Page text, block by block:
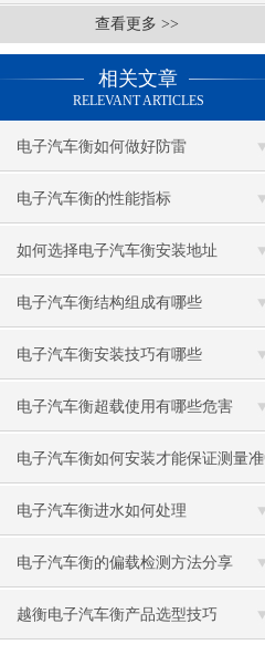
查看更多 >>
相关文章
RELEVANT ARTICLES
电子汽车衡如何做好防雷
电子汽车衡的性能指标
如何选择电子汽车衡安装地址
电子汽车衡结构组成有哪些
电子汽车衡安装技巧有哪些
电子汽车衡超载使用有哪些危害
电子汽车衡如何安装才能保证测量准
确
电子汽车衡进水如何处理
电子汽车衡的偏载检测方法分享
越衡电子汽车衡产品选型技巧